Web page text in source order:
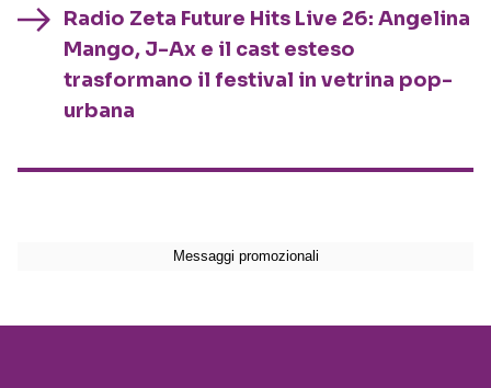
Radio Zeta Future Hits Live 26: Angelina
Mango, J-Ax e il cast esteso
trasformano il festival in vetrina pop-
urbana